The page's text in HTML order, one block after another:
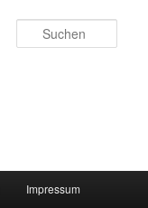
Impressum